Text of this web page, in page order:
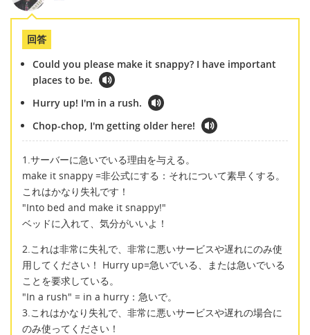
回答
Could you please make it snappy? I have important
places to be.
Hurry up! I'm in a rush.
Chop-chop, I'm getting older here!
1.サーバーに急いでいる理由を与える。
make it snappy =非公式にする：それについて素早くする。
これはかなり失礼です！
"Into bed and make it snappy!"
ベッドに入れて、気分がいいよ！
2.これは非常に失礼で、非常に悪いサービスや遅れにのみ使
用してください！ Hurry up=急いでいる、または急いでいる
ことを要求している。
"In a rush" = in a hurry：急いで。
3.これはかなり失礼で、非常に悪いサービスや遅れの場合に
のみ使ってください！